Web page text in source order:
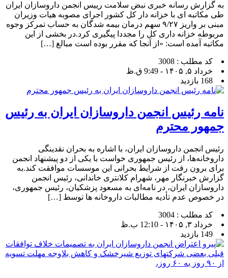
به گزارش رسانه خبری نبض سلامت رییس انجمن داروسازان ایران
طی مکاتبه ای با خزانه دار کل کشور اجرای مصوبه هیات وزیران
مبنی بر واریز ۹/۲۷ سهم درمان بیمه شدگان به حساب تمرکز وجوه
مربوطه خزانه داری کل را مجددا پیگیری کرد.در بخشی از این
مکاتبه آمده است: «از آنجا که مقرر بوده است مبالغ […]
کد مطلب : 3008
خرداد ۵, ۱۴۰۵ - 9:49 ق.ظ
168 بازدید
نامه رئیس انجمن داروسازان ایران به رئیس
جمهور محترم
رئیس انجمن داروسازان ایران، با اشاره به بحران نقدینگی
داروخانه‌ها، از رئیس جمهوری خواست با یکی از دو پیشنهاد انجمن
برای برون رفت از شرایط بحرانی این موسسات موافقت کند.به
گزارش خبرنگار مهر، شهرام کلانتری خاندانی، رئیس انجمن
داروسازان ایران، در نامه‌ای به مسعود پزشکیان، رئیس جمهوری،
در خصوص عدم تأدیه مطالبات داروخانه ها توسط […]
کد مطلب : 3004
خرداد ۳, ۱۴۰۵ - 12:10 ب.ظ
149 بازدید